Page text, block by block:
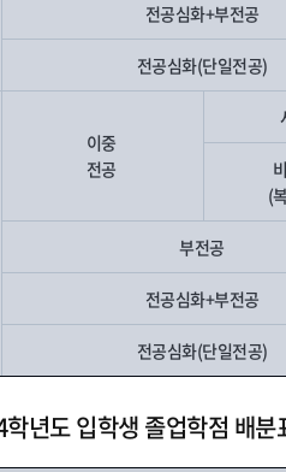
전공심화+부전공
전공심화(단일전공)
이중
전공
(
부전공
전공심화+부전공
전공심화(단일전공)
년도 입학생 졸업학점 배분